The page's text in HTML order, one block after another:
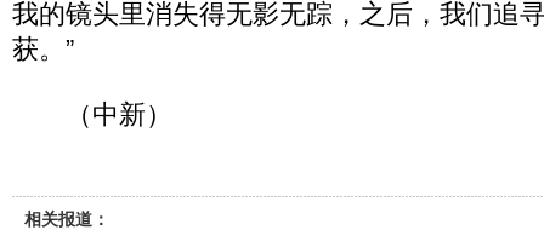
我的镜头里消失得无影无踪，之后，我们追
获。”
（中新）
相关报道：